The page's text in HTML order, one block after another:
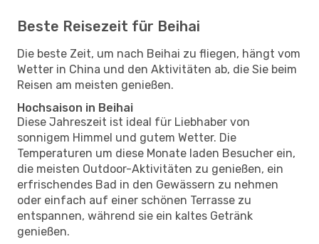
Beste Reisezeit für Beihai
Die beste Zeit, um nach Beihai zu fliegen, hängt vom
Wetter in China und den Aktivitäten ab, die Sie beim
Reisen am meisten genießen.
Hochsaison in Beihai
Diese Jahreszeit ist ideal für Liebhaber von
sonnigem Himmel und gutem Wetter. Die
Temperaturen um diese Monate laden Besucher ein,
die meisten Outdoor-Aktivitäten zu genießen, ein
erfrischendes Bad in den Gewässern zu nehmen
oder einfach auf einer schönen Terrasse zu
entspannen, während sie ein kaltes Getränk
genießen.